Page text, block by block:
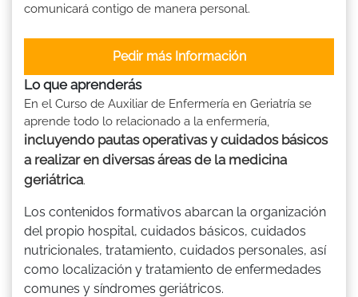
comunicará contigo de manera personal.
Pedir más Información
Lo que aprenderás
En el Curso de Auxiliar de Enfermería en Geriatría se
aprende todo lo relacionado a la enfermería,
incluyendo pautas operativas y cuidados básicos
a realizar en diversas áreas de la medicina
geriátrica.
Los contenidos formativos abarcan la organización
del propio hospital, cuidados básicos, cuidados
nutricionales, tratamiento, cuidados personales, así
como localización y tratamiento de enfermedades
comunes y síndromes geriátricos.